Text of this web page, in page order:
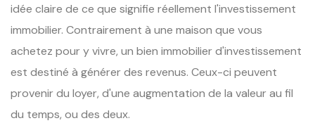
idée claire de ce que signifie réellement l'investissement
immobilier. Contrairement à une maison que vous
achetez pour y vivre, un bien immobilier d'investissement
est destiné à générer des revenus. Ceux-ci peuvent
provenir du loyer, d'une augmentation de la valeur au fil
du temps, ou des deux.